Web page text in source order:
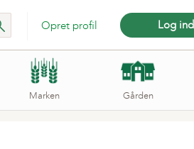
Log ind
Opret profil
Marken Gården